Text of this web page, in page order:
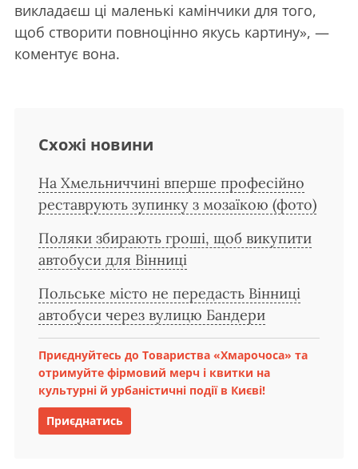
викладаєш ці маленькі камінчики для того,
щоб створити повноцінно якусь картину», —
коментує вона.
Схожі новини
На Хмельниччині вперше професійно
реставрують зупинку з мозаїкою (фото)
Поляки збирають гроші, щоб викупити
автобуси для Вінниці
Польське місто не передасть Вінниці
автобуси через вулицю Бандери
Приєднуйтесь до Товариства «Хмарочоса» та
отримуйте фірмовий мерч і квитки на
культурні й урбаністичні події в Києві!
Приєднатись